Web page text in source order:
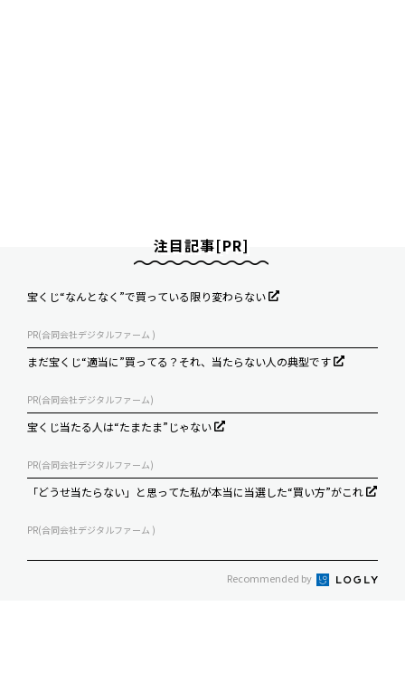
注目記事[PR]
宝くじ“なんとなく”で買っている限り変わらない
PR(合同会社デジタルファーム )
まだ宝くじ“適当に”買ってる？それ、当たらない人の典型です
PR(合同会社デジタルファーム)
宝くじ当たる人は“たまたま”じゃない
PR(合同会社デジタルファーム)
「どうせ当たらない」と思ってた私が本当に当選した“買い方”がこれ
PR(合同会社デジタルファーム )
Recommended by